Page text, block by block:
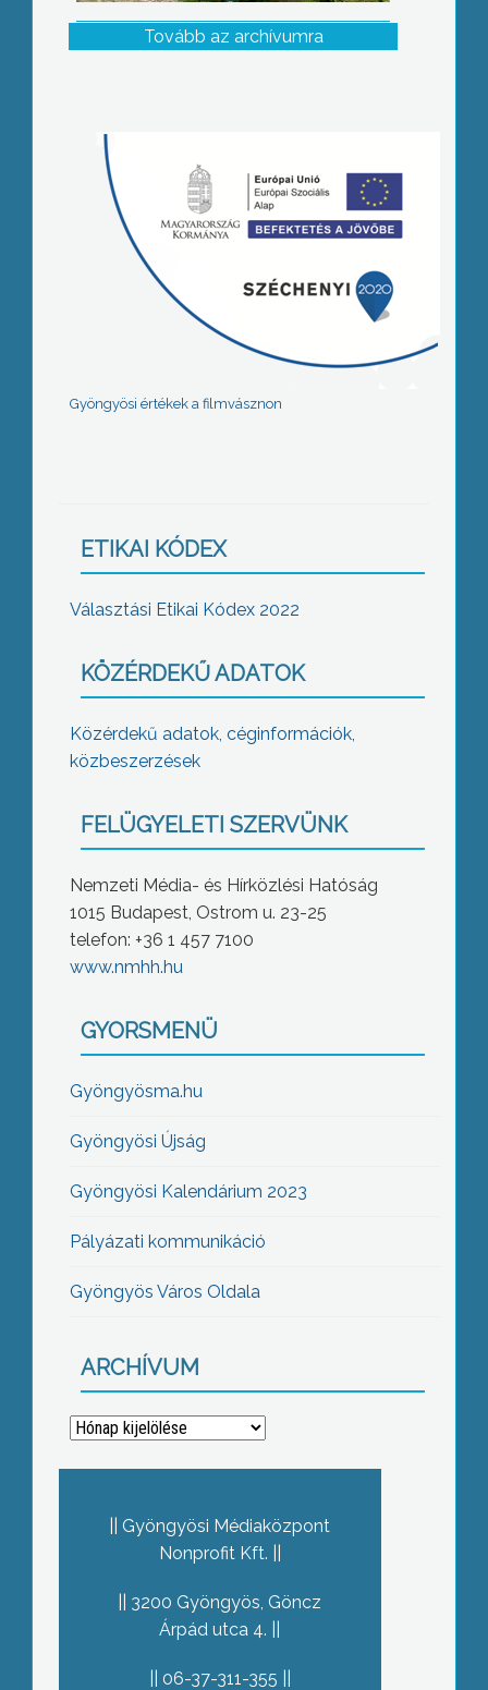
Tovább az archívumra
Gyöngyösi értékek a filmvásznon
ETIKAI KÓDEX
Választási Etikai Kódex 2022
KÖZÉRDEKŰ ADATOK
Közérdekű adatok, céginformációk,
közbeszerzések
FELÜGYELETI SZERVÜNK
Nemzeti Média- és Hírközlési Hatóság
1015 Budapest, Ostrom u. 23-25
telefon: +36 1 457 7100
www.nmhh.hu
GYORSMENÜ
Gyöngyösma.hu
Gyöngyösi Újság
Gyöngyösi Kalendárium 2023
Pályázati kommunikáció
Gyöngyös Város Oldala
ARCHÍVUM
Archívum
Gyöngyösi Médiaközpont
Nonprofit Kft.
3200 Gyöngyös, Göncz
Árpád utca 4.
06-37-311-355